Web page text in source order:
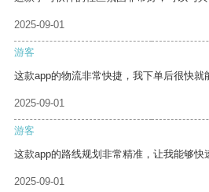
2025-09-01
游客
这款app的物流非常快捷，我下单后很快就
2025-09-01
游客
这款app的路线规划非常精准，让我能够快
2025-09-01